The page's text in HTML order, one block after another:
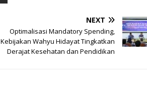
NEXT
Optimalisasi Mandatory Spending,
Kebijakan Wahyu Hidayat Tingkatkan
Derajat Kesehatan dan Pendidikan